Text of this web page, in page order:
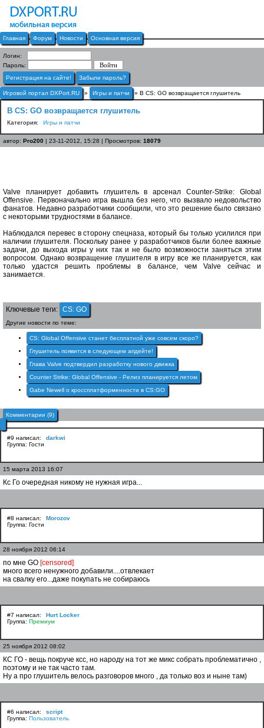
Главная Форум Новости Основная версия
Логин:
Пароль:
Регистрация на сайте!
Забыли пароль?
Игровой портал DXPort.RU » Игры и патчи » В CS: GO возвращается глушитель
В CS: GO возвращается глушитель
Категория: Игры и патчи
автор: Pro200 | 23-11-2012, 15:28 | Просмотров: 18079
Valve планирует добавить глушитель в арсенал Counter-Strike: Global
Offensive. Первоначально игра вышла без него, что вызвало недовольство
фанатов. Недавно разработчики сообщили, что это решение было связано
с некоторыми трудностями в балансе.
Наблюдался перевес в сторону спецназа, который бы только усилился при
наличии глушителя. Поскольку ранее у разработчиков были более важные
задачи, до выхода игры у них так и не было возможности заняться этим
вопросом. Однако возвращение глушителя в игру все же планируется, как
только удастся решить проблемы в балансе, чем Valve сейчас и
занимается.
Ключевые теги: CS: GO
Другие новости по теме:
CS: Global Offensive станет бесплатной уже совсем скоро?
Глушитель появится в следующем апдейте!
Глава Valve подтвердил разработку нового движка
Counter Strike: Global Offensive - Релиз планируется летом
Gabe Newell о кроссплатформенности в CS:GO
Комментарии (9)
#9 написал:
darkwi
Группа: Гости
15 марта 2013 16:07
Кс Го очередная никому не нужная игра...
#8 написал:
Morozov
Группа: Гости
28 ноября 2012 06:14
по мне GO [censored]
много всего ненужного добавили....отвлекает
на свалку его...даже покупать не собираюсь
#7 написал:
Hurt Locker
Группа: Премиум
25 ноября 2012 08:02
КС ГО - вещь покруче ксс, но народу на тот же микс собрать проблематично ,
поэтому и не так часто там.
Ну а про глушитель велось разговоров много , да только воз и ныне там)
#6 написал:
script
Группа: Пользователь